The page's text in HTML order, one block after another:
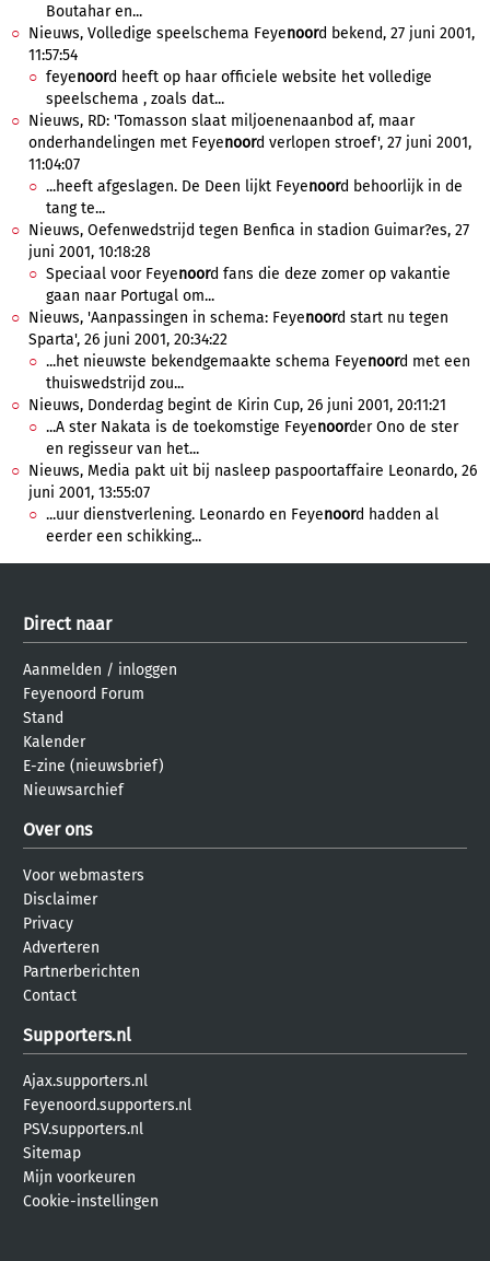
Boutahar en...
Nieuws, Volledige speelschema Feyenoord bekend, 27 juni 2001,
11:57:54
feyenoord heeft op haar officiele website het volledige
speelschema , zoals dat...
Nieuws, RD: 'Tomasson slaat miljoenenaanbod af, maar
onderhandelingen met Feyenoord verlopen stroef', 27 juni 2001,
11:04:07
...heeft afgeslagen. De Deen lijkt Feyenoord behoorlijk in de
tang te...
Nieuws, Oefenwedstrijd tegen Benfica in stadion Guimar?es, 27
juni 2001, 10:18:28
Speciaal voor Feyenoord fans die deze zomer op vakantie
gaan naar Portugal om...
Nieuws, 'Aanpassingen in schema: Feyenoord start nu tegen
Sparta', 26 juni 2001, 20:34:22
...het nieuwste bekendgemaakte schema Feyenoord met een
thuiswedstrijd zou...
Nieuws, Donderdag begint de Kirin Cup, 26 juni 2001, 20:11:21
...A ster Nakata is de toekomstige Feyenoorder Ono de ster
en regisseur van het...
Nieuws, Media pakt uit bij nasleep paspoortaffaire Leonardo, 26
juni 2001, 13:55:07
...uur dienstverlening. Leonardo en Feyenoord hadden al
eerder een schikking...
Direct naar
Aanmelden / inloggen
Feyenoord Forum
Stand
Kalender
E-zine (nieuwsbrief)
Nieuwsarchief
Over ons
Voor webmasters
Disclaimer
Privacy
Adverteren
Partnerberichten
Contact
Supporters.nl
Ajax.supporters.nl
Feyenoord.supporters.nl
PSV.supporters.nl
Sitemap
Mijn voorkeuren
Cookie-instellingen